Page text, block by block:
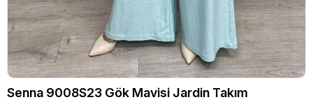
Senna 9008S23 Gök Mavisi Jardin Takım